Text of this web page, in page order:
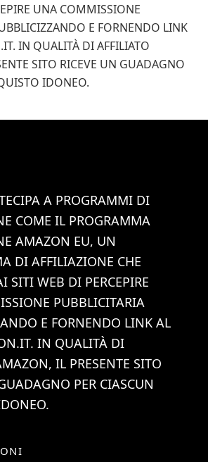
UNA COMMISSIONE
E FORNENDO LINK
IN QUALITÀ DI AFFILIATO
SITO RICEVE UN GUADAGNO
IDONEO.
A PROGRAMMI DI
COME IL PROGRAMMA
AMAZON EU, UN
DI AFFILIAZIONE CHE
SITI WEB DI PERCEPIRE
PUBBLICITARIA
E FORNENDO LINK AL
IN QUALITÀ DI
IL PRESENTE SITO
PER CIASCUN